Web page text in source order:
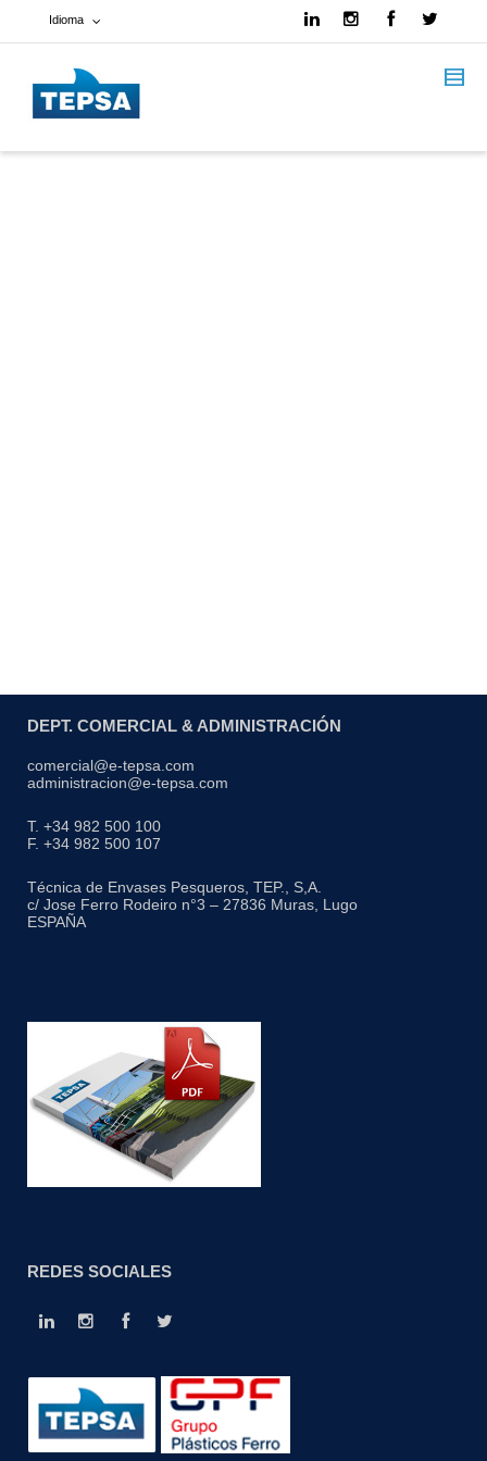
Idioma
Francés
Español
DEPT. COMERCIAL & ADMINISTRACIÓN
comercial@e-tepsa.com
administracion@e-tepsa.com
T. +34 982 500 100
F. +34 982 500 107
Técnica de Envases Pesqueros, TEP., S,A.
c/ Jose Ferro Rodeiro n°3 – 27836 Muras, Lugo
ESPAÑA
REDES SOCIALES